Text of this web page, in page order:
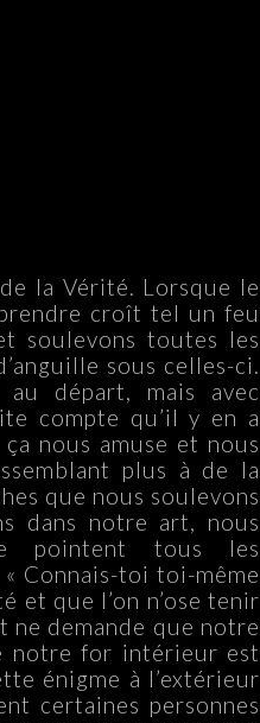
la Vérité. Lorsque le
croît tel un feu
soulevons toutes les
sous celles-ci.
départ, mais avec
compte qu’il y en a
nous amuse et nous
plus à de la
que nous soulevons
dans notre art, nous
pointent tous les
« Connais-toi toi-même
et que l’on n’ose tenir
ne demande que notre
notre for intérieur est
énigme à l’extérieur
certaines personnes